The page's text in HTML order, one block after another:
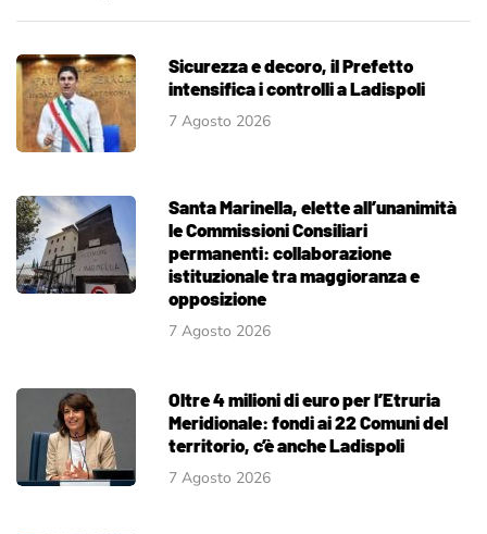
Sicurezza e decoro, il Prefetto
intensifica i controlli a Ladispoli
7 Agosto 2026
Santa Marinella, elette all’unanimità
le Commissioni Consiliari
permanenti: collaborazione
istituzionale tra maggioranza e
opposizione
7 Agosto 2026
Oltre 4 milioni di euro per l’Etruria
Meridionale: fondi ai 22 Comuni del
territorio, c’è anche Ladispoli
7 Agosto 2026